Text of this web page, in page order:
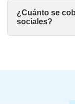
¿Cuánto se
sociales?